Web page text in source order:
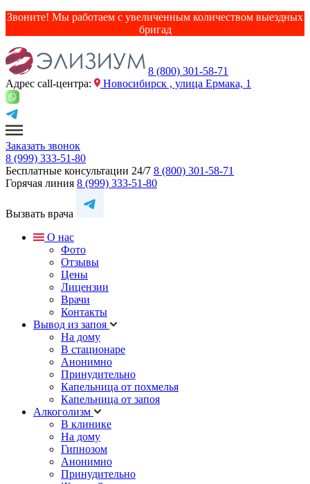
Звоните! Мы работаем с увеличенным количеством выездных
бригад
8 (800) 301-58-71
Адрес сall-центра:
Новосибирск , улица Ермака, 1
Заказать звонок
8 (999) 333-51-80
Бесплатные консультации 24/7 8 (800) 301-58-71
Горячая линия 8 (999) 333-51-80
Вызвать врача
О нас
Фото
Отзывы
Цены
Лицензии
Врачи
Контакты
Вывод из запоя
На дому
В стационаре
Анонимно
Принудительно
Капельница от похмелья
Капельница от запоя
Алкоголизм
В клинике
На дому
Гипнозом
Анонимно
Принудительно